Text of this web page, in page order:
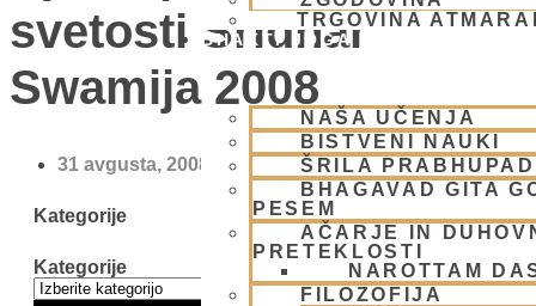
TRGOVINA
BHAKTI JOGA
NAŠA UČENJA
BISTVENI NAUKI
ŠRILA
BHAGAVAD GITA
PESEM
AČARJE IN
PRETEKLOSTI
NAROTTAM
FILOZOFIJA
svetosti Šridhar
Swamija 2008
31 avgusta, 2008
Kategorije
Kategorije